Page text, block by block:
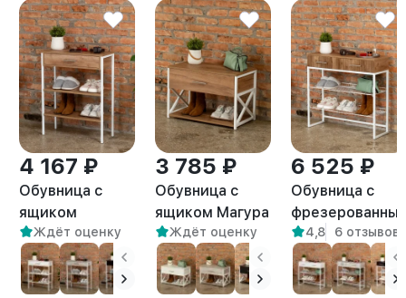
4 167 ₽
Обувница с
ящиком
Ромито белый/
амаретто
Ждёт оценку
3 785 ₽
Обувница с
ящиком Магура
белый/
амаретто
Ждёт оценку
6 525 ₽
Обувница с
фасадами Коди
белый/
4,8 6 отзывов